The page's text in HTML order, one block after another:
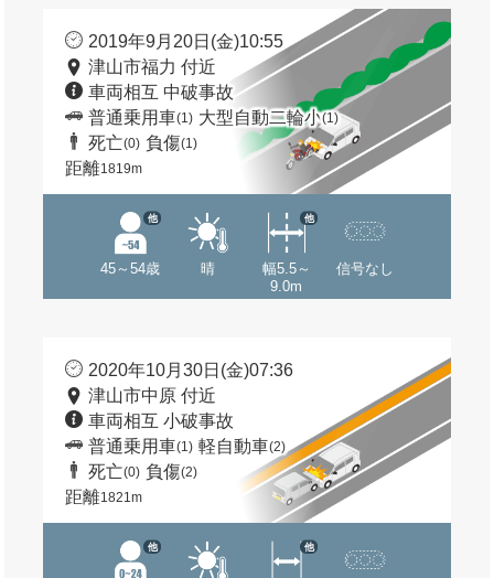
2019年9月20日(金)10:55
津山市福力 付近
車両相互 中破事故
普通乗用車(1) 大型自動二輪小(1)
死亡(0) 負傷(1)
距離1819m
45～54歳
他
晴
幅5.5～
9.0m
他
信号なし
2020年10月30日(金)07:36
津山市中原 付近
車両相互 小破事故
普通乗用車(1) 軽自動車(2)
死亡(0) 負傷(2)
距離1821m
他 他